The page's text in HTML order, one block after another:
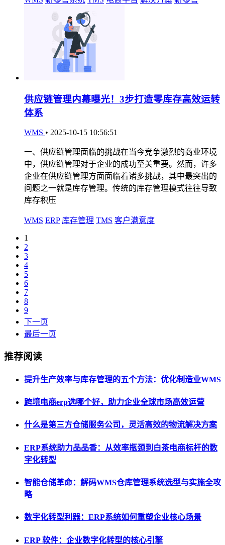
供应链管理内幕曝光！3步打造零库存高效运转
体系
WMS • 2025-10-15 10:56:51
一、供应链管理面临的挑战在当今竞争激烈的商业环境
中，供应链管理对于企业的成功至关重要。然而，许多
企业在供应链管理方面面临着诸多挑战，其中最突出的
问题之一就是库存管理。传统的库存管理模式往往导致
库存积压
WMS ERP 库存管理 TMS 客户满意度
1
2
3
4
5
6
7
8
9
下一页
最后一页
推荐阅读
提升生产效率与库存管理的五个方法：优化制造业WMS
跨境电商erp选哪个好，助力企业全球市场高效运营
什么是第三方仓储服务公司，灵活高效的物流解决方案
ERP系统助力品品香：从效率瓶颈到白茶电商标杆的数
字化转型
智能仓储革命：解码WMS仓库管理系统选型与实施全攻
略
数字化转型利器：ERP系统如何重塑企业核心场景
ERP 软件：企业数字化转型的核心引擎